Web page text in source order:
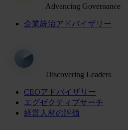
Advancing Governance
企業統治アドバイザリー
Discovering Leaders
CEOアドバイザリー
エグゼクティブサーチ
経営人材の評価